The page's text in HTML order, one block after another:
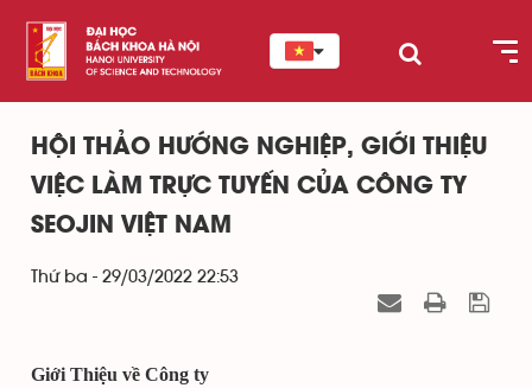
HỘI THẢO HƯỚNG NGHIỆP, GIỚI THIỆU
VIỆC LÀM TRỰC TUYẾN CỦA CÔNG TY
SEOJIN VIỆT NAM
Thứ ba - 29/03/2022 22:53
Giới Thiệu về Công ty